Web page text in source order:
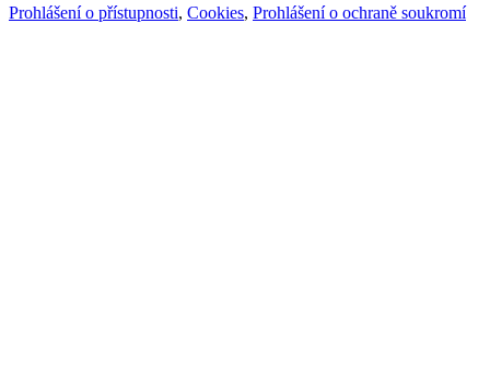
Prohlášení o přístupnosti, Cookies, Prohlášení o ochraně soukromí